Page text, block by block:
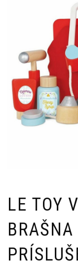
LE TOY
BRAŠNA